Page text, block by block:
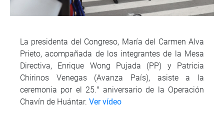
La presidenta del Congreso, María del Carmen Alva
Prieto, acompañada de los integrantes de la Mesa
Directiva, Enrique Wong Pujada (PP) y Patricia
Chirinos Venegas (Avanza País), asiste a la
ceremonia por el 25.° aniversario de la Operación
Chavín de Huántar. Ver vídeo